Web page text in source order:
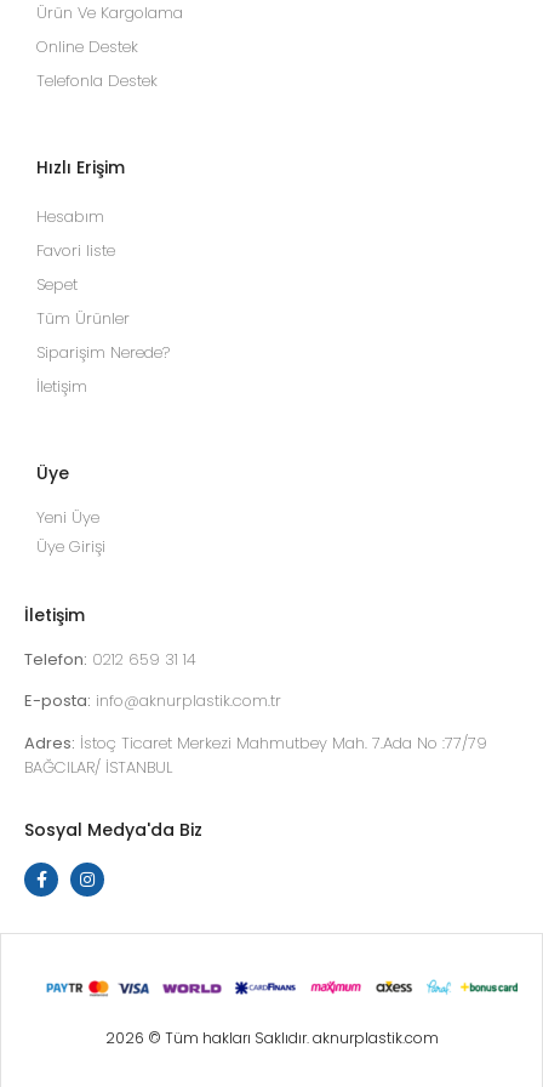
Ürün Ve Kargolama
Online Destek
Telefonla Destek
Hızlı Erişim
Hesabım
Favori liste
Sepet
Tüm Ürünler
Siparişim Nerede?
İletişim
Üye
Yeni Üye
Üye Girişi
İletişim
Telefon: 0212 659 31 14
E-posta: info@aknurplastik.com.tr
Adres: İstoç Ticaret Merkezi Mahmutbey Mah. 7.Ada No :77/79
BAĞCILAR/ İSTANBUL
Sosyal Medya'da Biz
2026 © Tüm hakları Saklıdır. aknurplastik.com